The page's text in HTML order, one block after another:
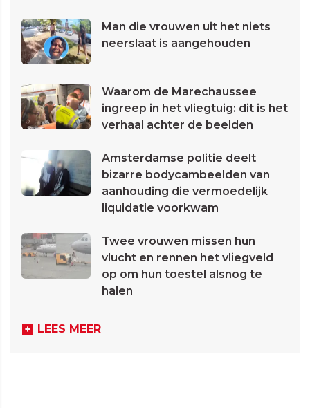
Man die vrouwen uit het niets
neerslaat is aangehouden
Waarom de Marechaussee
ingreep in het vliegtuig: dit is het
verhaal achter de beelden
Amsterdamse politie deelt
bizarre bodycambeelden van
aanhouding die vermoedelijk
liquidatie voorkwam
Twee vrouwen missen hun
vlucht en rennen het vliegveld
op om hun toestel alsnog te
halen
LEES MEER